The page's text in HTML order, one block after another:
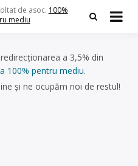
de asoc. 100%
mediu
a 3,5% din
100% pentru mediu.
și ne ocupăm noi de restul!